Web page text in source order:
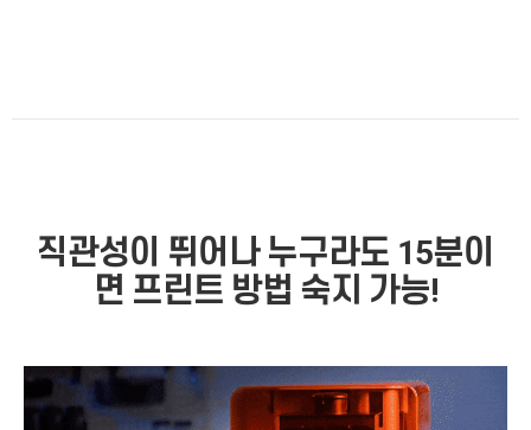
직관성이 뛰어나 누구라도 15분이
면 프린트 방법 숙지 가능!